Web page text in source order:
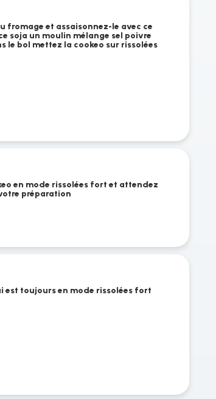
fromage et assaisonnez-le avec ce
soja un moulin mélange sel poivre
le bol mettez la cookeo sur rissolées
en mode rissolées fort et attendez
préparation
est toujours en mode rissolées fort